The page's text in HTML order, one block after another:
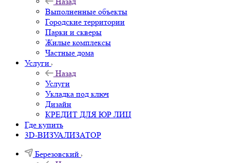
Выполненные объекты
Городские территории
Парки и скверы
Жилые комплексы
Частные дома
Услуги
Назад
Услуги
Укладка под ключ
Дизайн
КРЕДИТ ДЛЯ ЮР ЛИЦ
Где купить
3D-ВИЗУАЛИЗАТОР
Березовский